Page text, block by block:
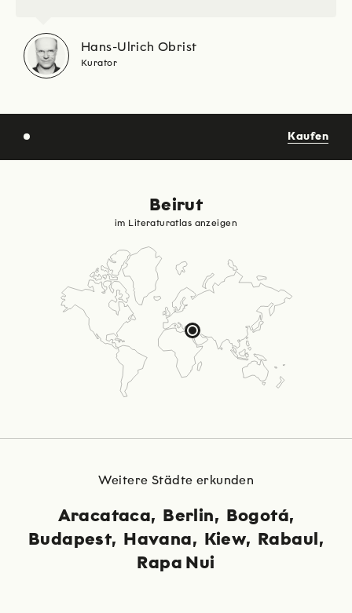
Hans-Ulrich Obrist
Kurator
Kaufen
Beirut
im Literaturatlas anzeigen
Weitere Städte erkunden
Aracataca Berlin
Bogotá
Budapest
Havana Kiew
Rabaul
Rapa Nui